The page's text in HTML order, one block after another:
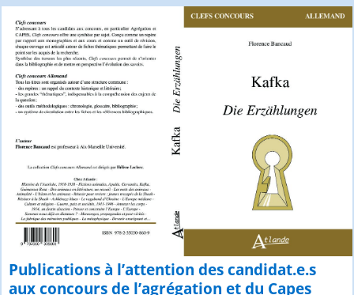
Publications à l’attention des candidat.e.s
aux concours de l’agrégation et du Capes